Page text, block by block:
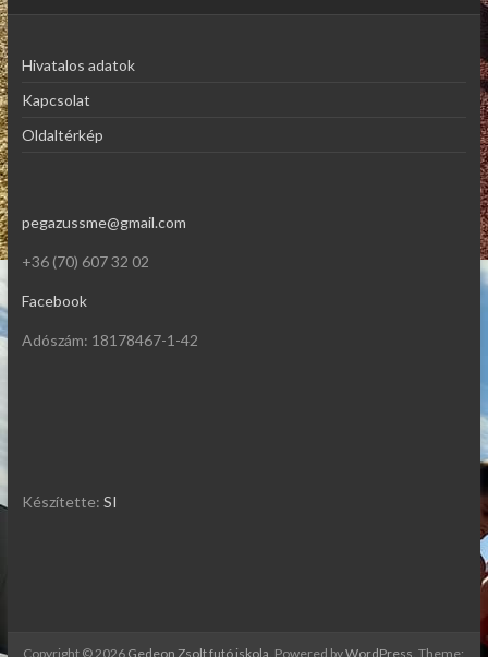
Hivatalos adatok
Kapcsolat
Oldaltérkép
pegazussme@gmail.com
+36 (70) 607 32 02
Facebook
Adószám: 18178467-1-42
Készítette: SI
Copyright © 2026 Gedeon Zsolt futó iskola . Powered byWordPress . Theme: